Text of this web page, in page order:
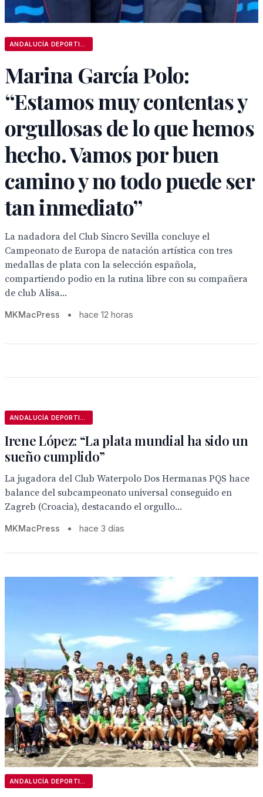
Marina García Polo:
“Estamos muy contentas y
orgullosas de lo que hemos
hecho. Vamos por buen
camino y no todo puede ser
tan inmediato”
La nadadora del Club Sincro Sevilla concluye el
Campeonato de Europa de natación artística con tres
medallas de plata con la selección española,
compartiendo podio en la rutina libre con su compañera
de club Alisa...
MKMacPress • hace 12 horas
Irene López: “La plata mundial ha sido un
sueño cumplido”
La jugadora del Club Waterpolo Dos Hermanas PQS hace
balance del subcampeonato universal conseguido en
Zagreb (Croacia), destacando el orgullo...
MKMacPress • hace 3 días